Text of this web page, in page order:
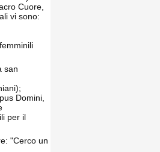
Cuore,
vi sono:
san
Domini,
per il
"Cerco un